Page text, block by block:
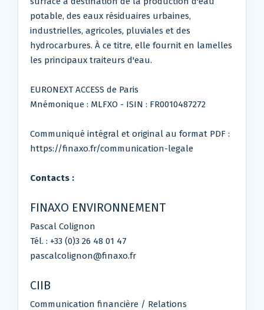
potable, des eaux résiduaires urbaines,
industrielles, agricoles, pluviales et des
hydrocarbures. À ce titre, elle fournit en lamelles
les principaux traiteurs d'eau.
EURONEXT ACCESS de Paris
Mnémonique : MLFXO - ISIN : FR0010487272
Communiqué intégral et original au format PDF :
https://finaxo.fr/communication-legale
Contacts :
FINAXO ENVIRONNEMENT
Pascal Colignon
Tél. : +33 (0)3 26 48 01 47
pascalcolignon@finaxo.fr
CIIB
Communication financière / Relations